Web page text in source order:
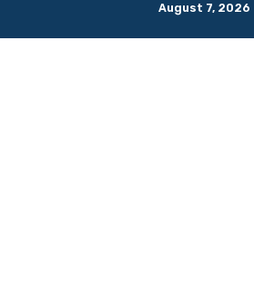
August 7, 2026